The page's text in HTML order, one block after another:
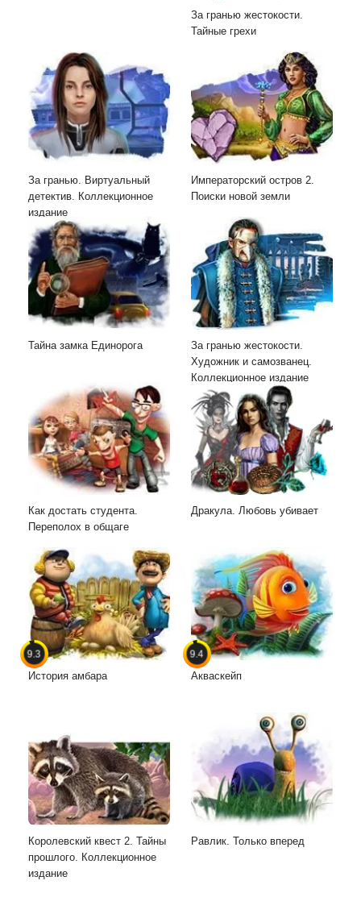
За гранью жестокости.
Тайные грехи
За гранью. Виртуальный
детектив. Коллекционное
издание
Императорский остров 2.
Поиски новой земли
Тайна замка Единорога
За гранью жестокости.
Художник и самозванец.
Коллекционное издание
Как достать студента.
Переполох в общаге
Дракула. Любовь убивает
9.3
История амбара
9.4
Акваскейп
Королевский квест 2. Тайны
прошлого. Коллекционное
издание
Равлик. Только вперед